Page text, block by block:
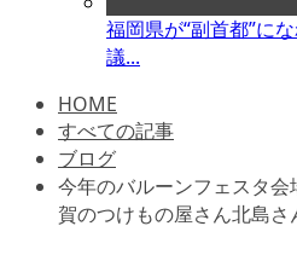
福岡県が“副首都”に
議...
HOME
すべての記事
ブログ
今年のバルーンフェスタ
賀のつけもの屋さん北島さ